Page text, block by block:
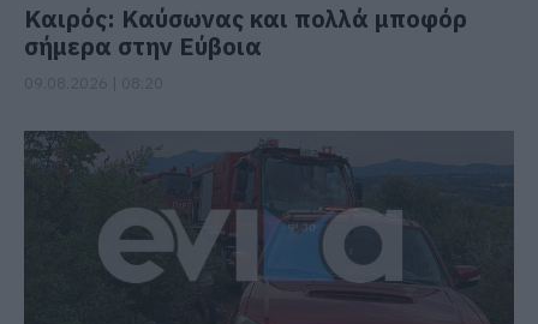
Καιρός: Καύσωνας και πολλά μποφόρ
σήμερα στην Εύβοια